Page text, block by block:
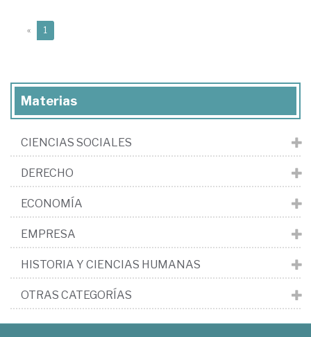
« 1
Materias
CIENCIAS SOCIALES
DERECHO
ECONOMÍA
EMPRESA
HISTORIA Y CIENCIAS HUMANAS
OTRAS CATEGORÍAS